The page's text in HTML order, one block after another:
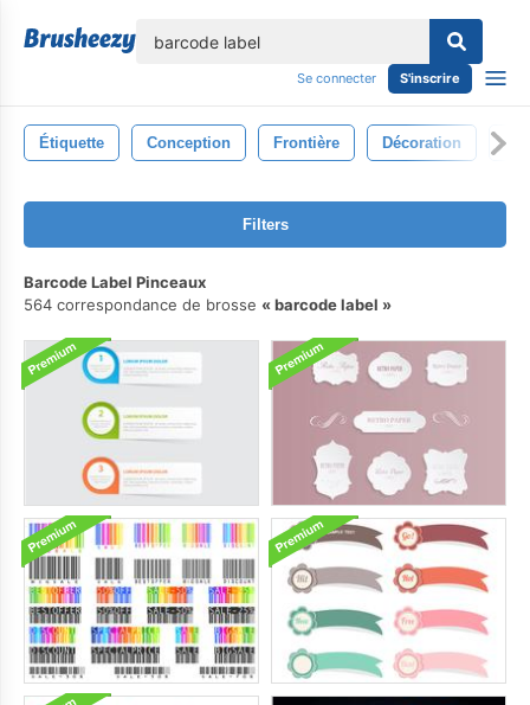
Se connecter S'inscrire
Étiquette Conception Frontière Décoration
Filters
Barcode Label Pinceaux
564 correspondance de brosse
barcode label